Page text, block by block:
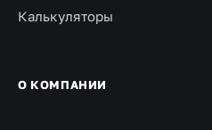
Калькуляторы
О КОМПАНИИ